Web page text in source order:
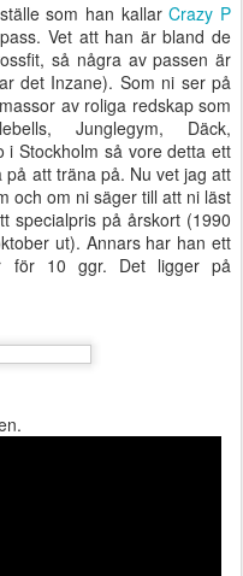
som han kallarCrazy P
Vet att han är bland de
så några av passen är
det Inzane). Som ni ser på
av roliga redskap som
Junglegym, Däck,
i Stockholm så vore detta ett
att träna på. Nu vet jag att
och om ni säger till att ni läst
specialpris på årskort (1990
ut). Annars har han ett
för 10 ggr. Det ligger på